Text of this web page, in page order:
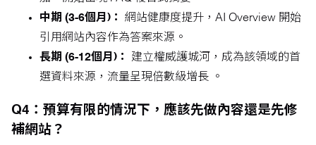
中期 (3-6個月)：
網站健康度提升，AI Overview 開始
引用網站內容作為答案來源。
長期 (6-12個月)：
建立權威護城河，成為該領域的首
選資料來源，流量呈現倍數級增長 。
Q4：預算有限的情況下，應該先做內容還是先修
補網站？